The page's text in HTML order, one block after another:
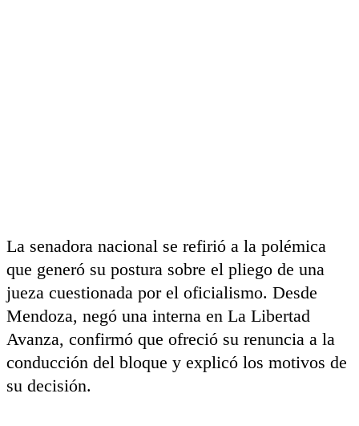
La senadora nacional se refirió a la polémica
que generó su postura sobre el pliego de una
jueza cuestionada por el oficialismo. Desde
Mendoza, negó una interna en La Libertad
Avanza, confirmó que ofreció su renuncia a la
conducción del bloque y explicó los motivos de
su decisión.